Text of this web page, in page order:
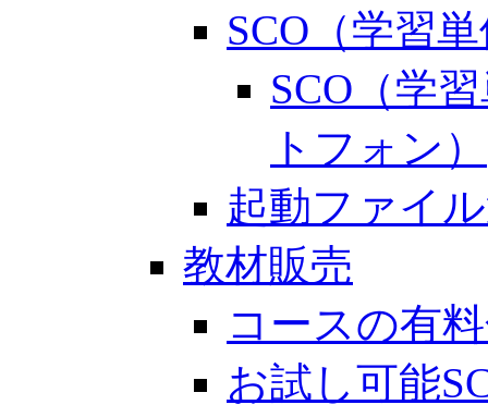
SCO（学習
SCO（学
トフォン）
起動ファイ
教材販売
コースの有
お試し可能